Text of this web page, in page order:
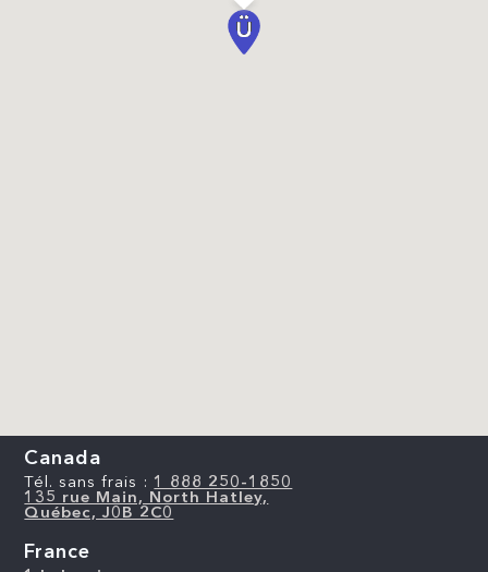
Canada
Tél. sans frais : 1 888 250-1850
135 rue Main, North Hatley,
Québec, J0B 2C0
France